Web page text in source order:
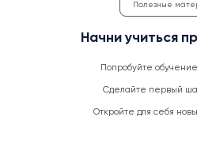
Полезные
Начни учиться
Попробуйте
Сделайте первый
Откройте для себя